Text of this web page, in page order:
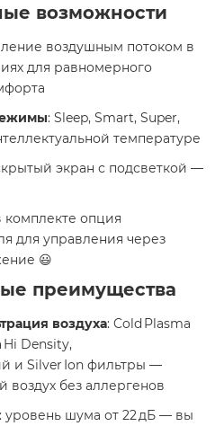
возможности
воздушным потоком в
для равномерного
: Sleep, Smart, Super,
температуре
экран с подсветкой —
комплекте опция
для управления через
😃
преимущества
воздуха: Cold Plasma
Hi Density,
и Silver Ion фильтры —
без аллергенов
: уровень шума от 22 дБ — вы